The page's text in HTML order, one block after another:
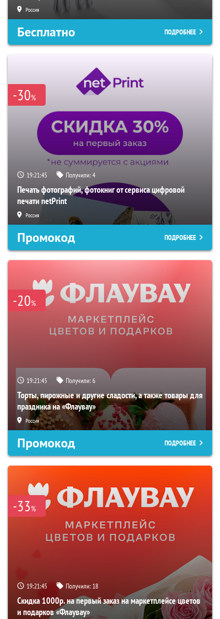
Россия
Бесплатно ПОДРОБНЕЕ
-30%
19:21:44 Получили:4
Печать фотографий, фотокниг от сервиса цифровой
печати netPrint
Россия
Промокод ПОДРОБНЕЕ
-20%
19:21:44 Получили:6
Торты, пирожные и другие сладости, а также товары для
праздника на «Флаувау»
Россия
Промокод ПОДРОБНЕЕ
-33%
19:21:44 Получили: 18
Скидка 1000р. на первый заказ на маркетплейсе цветов
и подарков «Флаувау»